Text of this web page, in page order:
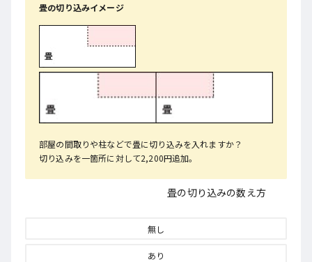
畳の切り込みイメージ
部屋の間取りや柱などで畳に切り込みを入れますか？
切り込みを一箇所に対して2,200円追加。
畳の切り込みの数え方
無し
あり